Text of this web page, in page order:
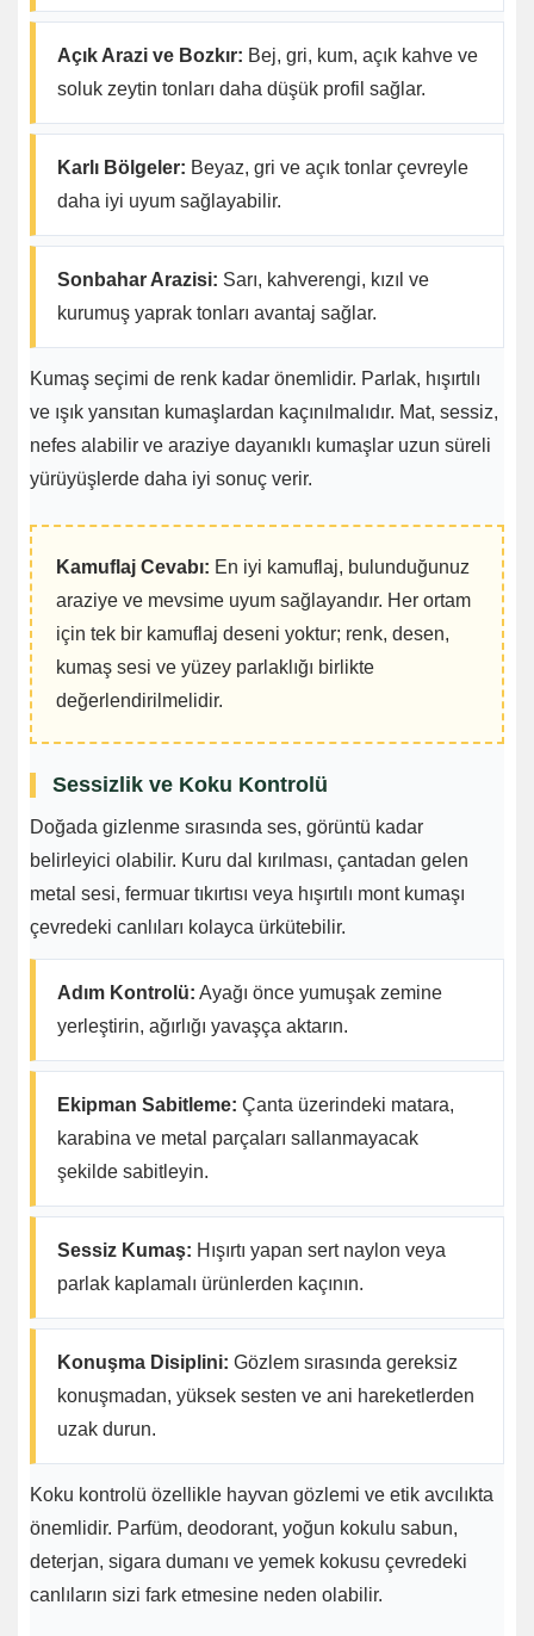
Açık Arazi ve Bozkır: Bej, gri, kum, açık kahve ve
soluk zeytin tonları daha düşük profil sağlar.
Karlı Bölgeler: Beyaz, gri ve açık tonlar çevreyle
daha iyi uyum sağlayabilir.
Sonbahar Arazisi: Sarı, kahverengi, kızıl ve
kurumuş yaprak tonları avantaj sağlar.
Kumaş seçimi de renk kadar önemlidir. Parlak, hışırtılı
ve ışık yansıtan kumaşlardan kaçınılmalıdır. Mat, sessiz,
nefes alabilir ve araziye dayanıklı kumaşlar uzun süreli
yürüyüşlerde daha iyi sonuç verir.
Kamuflaj Cevabı: En iyi kamuflaj, bulunduğunuz
araziye ve mevsime uyum sağlayandır. Her ortam
için tek bir kamuflaj deseni yoktur; renk, desen,
kumaş sesi ve yüzey parlaklığı birlikte
değerlendirilmelidir.
Sessizlik ve Koku Kontrolü
Doğada gizlenme sırasında ses, görüntü kadar
belirleyici olabilir. Kuru dal kırılması, çantadan gelen
metal sesi, fermuar tıkırtısı veya hışırtılı mont kumaşı
çevredeki canlıları kolayca ürkütebilir.
Adım Kontrolü: Ayağı önce yumuşak zemine
yerleştirin, ağırlığı yavaşça aktarın.
Ekipman Sabitleme: Çanta üzerindeki matara,
karabina ve metal parçaları sallanmayacak
şekilde sabitleyin.
Sessiz Kumaş: Hışırtı yapan sert naylon veya
parlak kaplamalı ürünlerden kaçının.
Konuşma Disiplini: Gözlem sırasında gereksiz
konuşmadan, yüksek sesten ve ani hareketlerden
uzak durun.
Koku kontrolü özellikle hayvan gözlemi ve etik avcılıkta
önemlidir. Parfüm, deodorant, yoğun kokulu sabun,
deterjan, sigara dumanı ve yemek kokusu çevredeki
canlıların sizi fark etmesine neden olabilir.